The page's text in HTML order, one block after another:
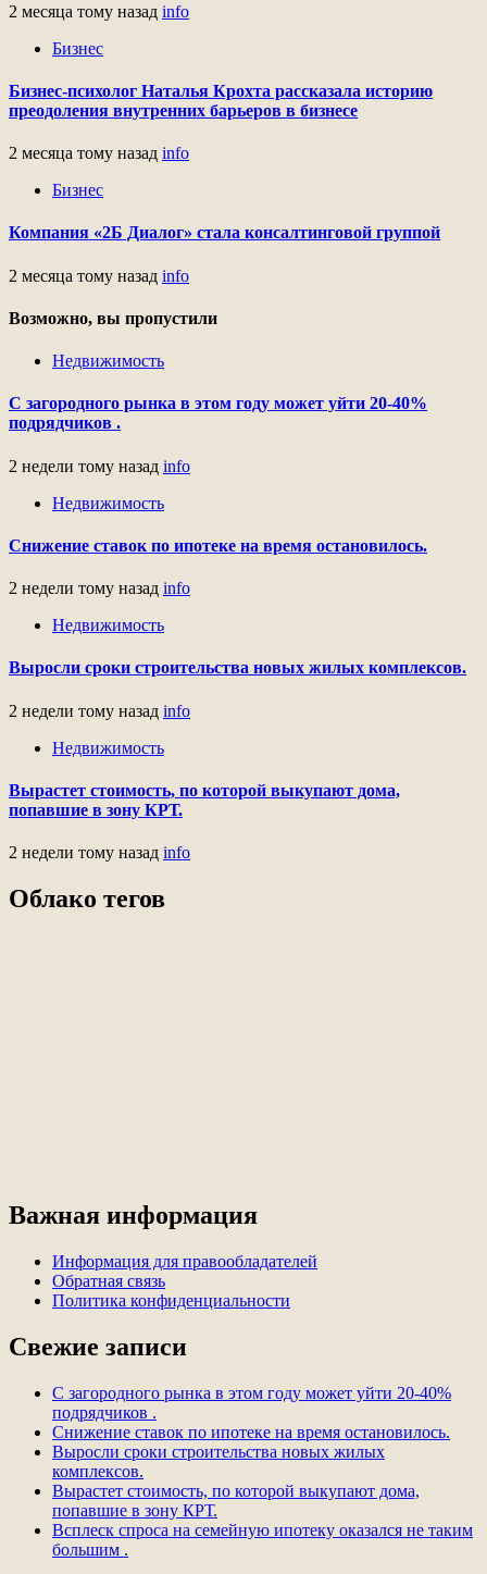
2 месяца тому назад info
Бизнес
Бизнес-психолог Наталья Крохта рассказала историю
преодоления внутренних барьеров в бизнесе
2 месяца тому назад info
Бизнес
Компания «2Б Диалог» стала консалтинговой группой
2 месяца тому назад info
Возможно, вы пропустили
Недвижимость
С загородного рынка в этом году может уйти 20-40%
подрядчиков .
2 недели тому назад info
Недвижимость
Снижение ставок по ипотеке на время остановилось.
2 недели тому назад info
Недвижимость
Выросли сроки строительства новых жилых комплексов.
2 недели тому назад info
Недвижимость
Вырастет стоимость, по которой выкупают дома,
попавшие в зону КРТ.
2 недели тому назад info
Облако тегов
Важная информация
Информация для правообладателей
Обратная связь
Политика конфиденциальности
Свежие записи
С загородного рынка в этом году может уйти 20-40%
подрядчиков .
Снижение ставок по ипотеке на время остановилось.
Выросли сроки строительства новых жилых
комплексов.
Вырастет стоимость, по которой выкупают дома,
попавшие в зону КРТ.
Всплеск спроса на семейную ипотеку оказался не таким
большим .